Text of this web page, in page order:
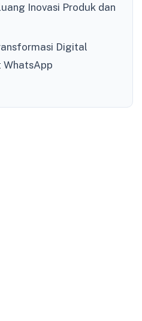
Inovasi Produk dan
Digital
WhatsApp